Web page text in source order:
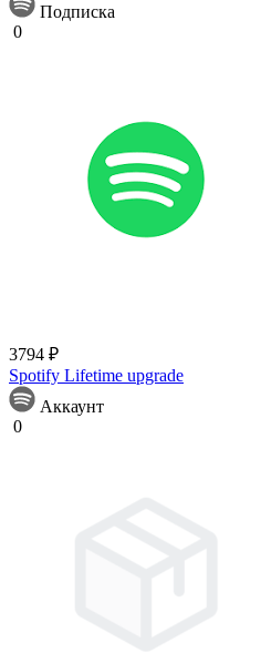
Подписка
0
3794 ₽
Spotify Lifetime upgrade
Аккаунт
0